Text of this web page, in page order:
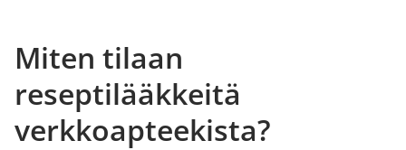
Miten tilaan
reseptilääkkeitä
verkkoapteekista?